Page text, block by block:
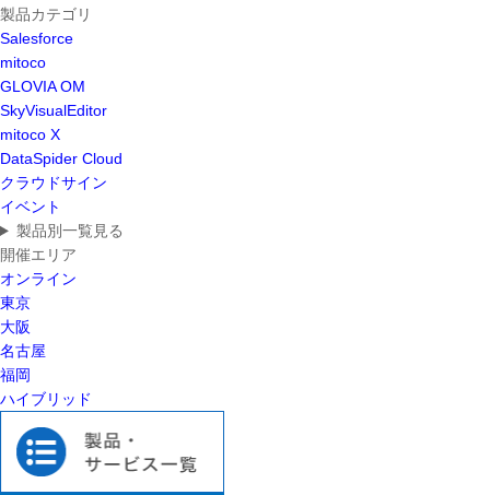
製品カテゴリ
Salesforce
mitoco
GLOVIA OM
SkyVisualEditor
mitoco X
DataSpider Cloud
クラウドサイン
イベント
製品別一覧見る
開催エリア
オンライン
東京
大阪
名古屋
福岡
ハイブリッド